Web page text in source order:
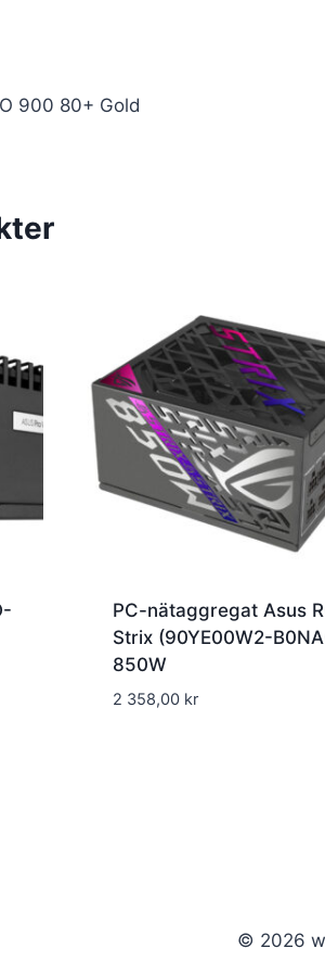
900 80+ Gold
PC-nätaggregat Asus
Strix (90YE00W2-
850W
2 358,00 kr
© 2026